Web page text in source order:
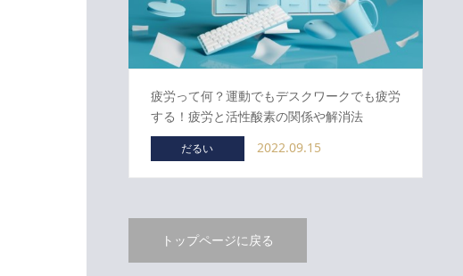
疲労って何？運動でもデスクワークでも疲労
する！疲労と活性酸素の関係や解消法
だるい 2022.09.15
トップページに戻る